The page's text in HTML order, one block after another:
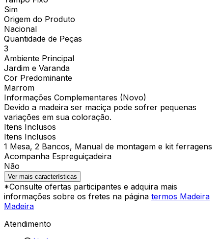
Sim
Origem do Produto
Nacional
Quantidade de Peças
3
Ambiente Principal
Jardim e Varanda
Cor Predominante
Marrom
Informações Complementares (Novo)
Devido a madeira ser maciça pode sofrer pequenas
variações em sua coloração.
Itens Inclusos
Itens Inclusos
1 Mesa, 2 Bancos, Manual de montagem e kit ferragens
Acompanha Espreguiçadeira
Não
Ver mais características
*Consulte ofertas participantes e adquira mais
informações sobre os fretes na página termos Madeira
Madeira
Atendimento